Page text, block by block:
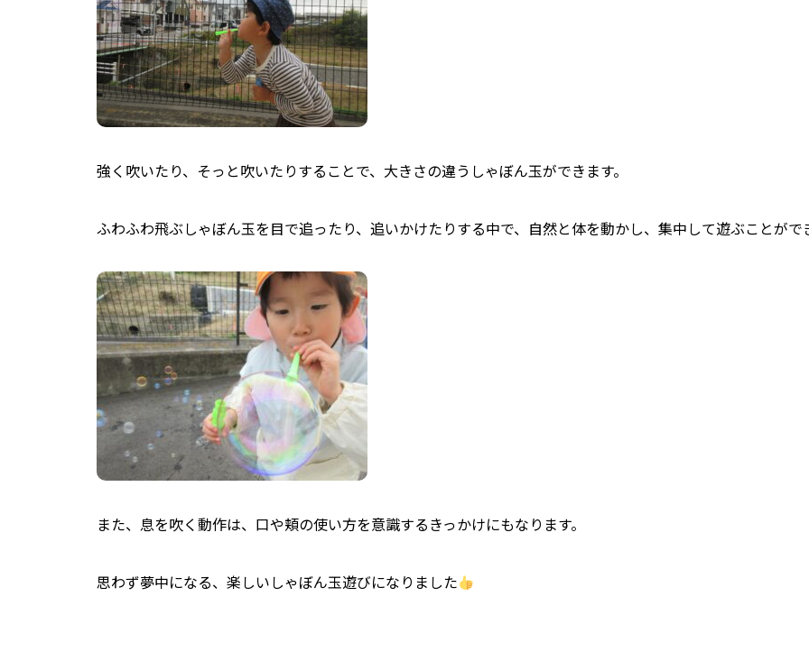
強く吹いたり、そっと吹いたりすることで、大きさの違うしゃぼん玉ができます。
ふわふわ飛ぶしゃぼん玉を目で追ったり、追いかけたりする中で、自然と体を動かし、集中して遊ぶことがで
また、息を吹く動作は、口や頬の使い方を意識するきっかけにもなります。
思わず夢中になる、楽しいしゃぼん玉遊びになりました